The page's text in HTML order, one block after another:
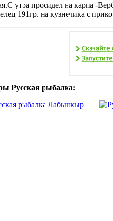
утра просидел на карпа -
191гр. на кузнечика с
Русская рыбалка: